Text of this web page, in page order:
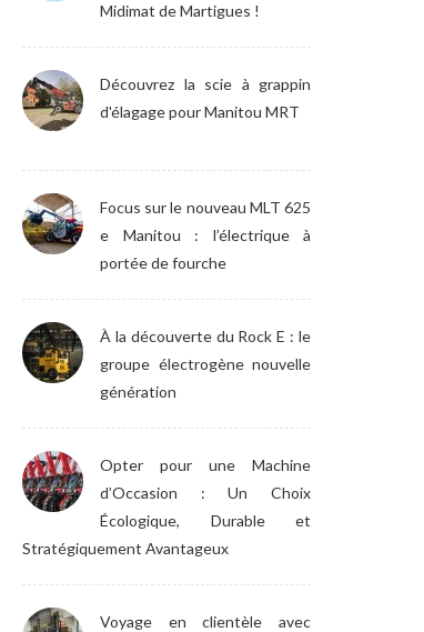
Midimat de Martigues !
Découvrez la scie à grappin
d'élagage pour Manitou MRT
Focus sur le nouveau MLT 625
e Manitou : l’électrique à
portée de fourche
À la découverte du Rock E : le
groupe électrogène nouvelle
génération
Opter pour une Machine
d’Occasion : Un Choix
Écologique, Durable et
Stratégiquement Avantageux
Voyage en clientèle avec